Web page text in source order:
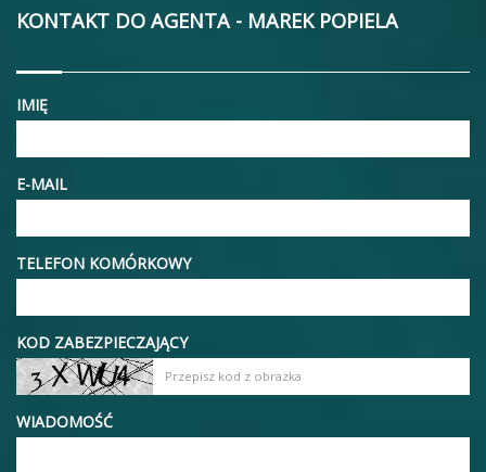
KONTAKT DO AGENTA - MAREK POPIELA
IMIĘ
E-MAIL
TELEFON KOMÓRKOWY
KOD ZABEZPIECZAJĄCY
WIADOMOŚĆ